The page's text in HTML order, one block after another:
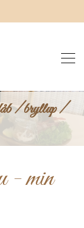
/ bryllup /
- min